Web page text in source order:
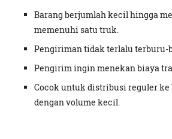
Barang berjumlah kecil hingga
memenuhi satu truk.
Pengiriman tidak terlalu terburu-
Pengirim ingin menekan biaya
Cocok untuk distribusi reguler ke
dengan volume kecil.